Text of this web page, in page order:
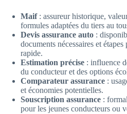
Maif: assureur historique,
formules adaptées du tiers au
Devis assurance auto :
documents nécessaires et
rapide.
Estimation précise : influence
du conducteur et des options
Comparateur assurance :
et économies potentielles.
Souscription assurance :
pour les jeunes conducteurs ou